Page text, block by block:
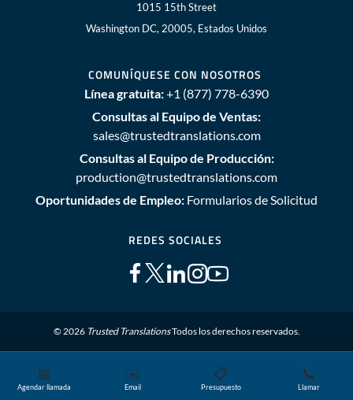
1015 15th Street
Washington DC, 20005, Estados Unidos
COMUNÍQUESE CON NOSOTROS
Línea gratuita:+1 (877) 778-6390
Consultas al Equipo de Ventas:
sales@trustedtranslations.com
Consultas al Equipo de Producción:
production@trustedtranslations.com
Oportunidades de Empleo: Formularios de Solicitud
REDES SOCIALES
© 2026 Trusted TranslationsTodos los derechos reservados.
Mapa del sitio Términos y Condiciones Política de privacidad
📅
Agendar llamada
✉️
Email
📋
Presupuesto
📞
Llamar